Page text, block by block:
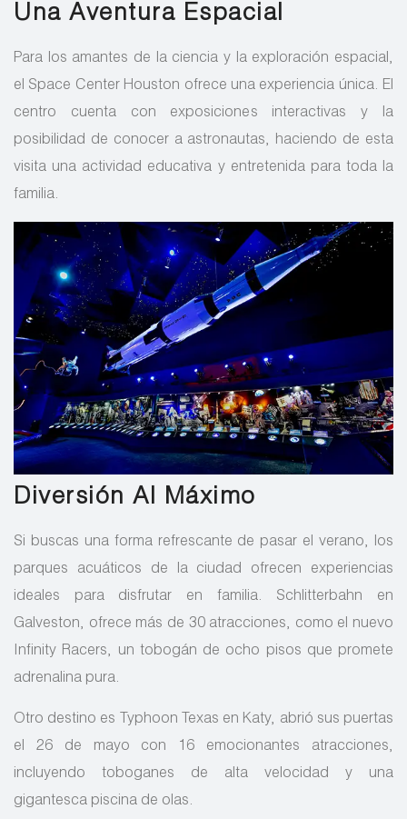
Una Aventura Espacial
Para los amantes de la ciencia y la exploración espacial,
el Space Center Houston ofrece una experiencia única. El
centro cuenta con exposiciones interactivas y la
posibilidad de conocer a astronautas, haciendo de esta
visita una actividad educativa y entretenida para toda la
familia.
Diversión Al Máximo
Si buscas una forma refrescante de pasar el verano, los
parques acuáticos de la ciudad ofrecen experiencias
ideales para disfrutar en familia. Schlitterbahn en
Galveston, ofrece más de 30 atracciones, como el nuevo
Infinity Racers, un tobogán de ocho pisos que promete
adrenalina pura.
Otro destino es Typhoon Texas en Katy, abrió sus puertas
el 26 de mayo con 16 emocionantes atracciones,
incluyendo toboganes de alta velocidad y una
gigantesca piscina de olas.